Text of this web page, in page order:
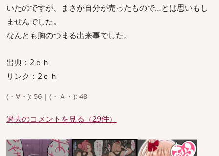
いたのですが、まさか自分が売ったもので…とは思いもし
ませんでした。
なんとも胸のつまる出来事でした。
出典：2ｃｈ
リンク：2ｃｈ
(・∀・): 56 | (・Ａ・): 48
過去のコメントを見る（29件）